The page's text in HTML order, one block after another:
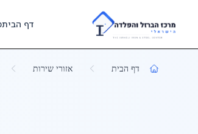
Skip to main content
דף הבית
דף הבית אזורי שירות